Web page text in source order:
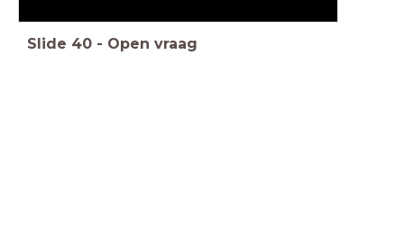
Slide 40 - Open vraag